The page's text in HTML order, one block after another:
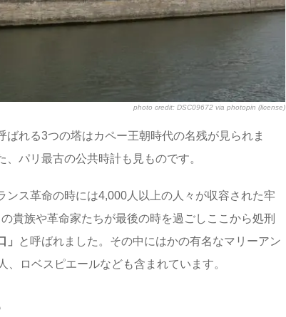
photo credit: DSC09672 via photopin (license)
れる3つの塔はカペー王朝時代の名残が見られま
パリ最古の公共時計も見ものです。
ンス革命の時には4,000人以上の人々が収容された牢
貴族や革命家たちが最後の時を過ごしここから処刑
」
と呼ばれました。その中にはかの有名なマリーアン
、ロベスピエールなども含まれています。